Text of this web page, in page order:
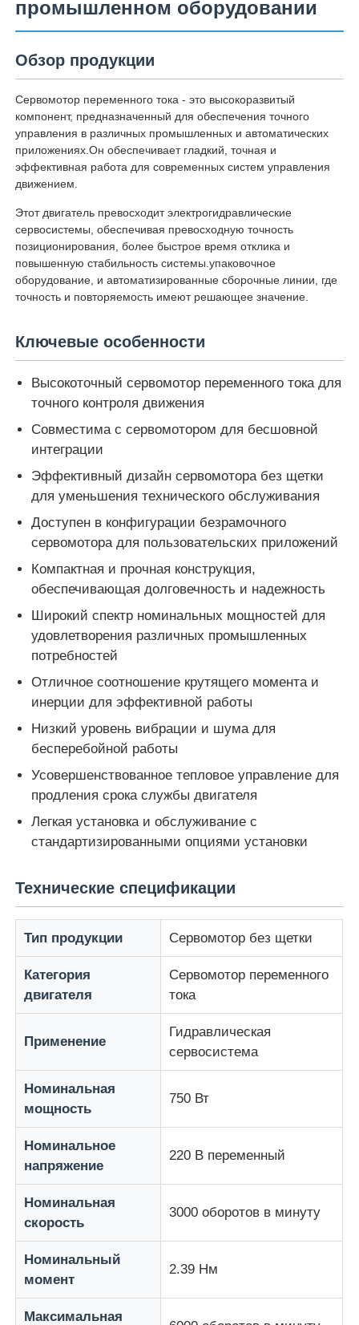
Главная страница
Продукция
Наша фабрика
контроль качества
контактные данные
Отправить запрос
Программируемый логический контроллер
ПЛК -контроллер
Двигатель соединения робота
Интерфейс человеческой машины
редуктор шестерни
СЕРВОМОТОР ПЕРЕМЕННОГО ТОКА
промышленном оборудовании
Обзор продукции
Сервомотор переменного тока - это высокоразвитый
компонент, предназначенный для обеспечения точного
управления в различных промышленных и автоматических
приложениях.Он обеспечивает гладкий, точная и
эффективная работа для современных систем управления
движением.
Этот двигатель превосходит электрогидравлические
сервосистемы, обеспечивая превосходную точность
позиционирования, более быстрое время отклика и
повышенную стабильность системы.упаковочное
оборудование, и автоматизированные сборочные линии, где
точность и повторяемость имеют решающее значение.
Ключевые особенности
Высокоточный сервомотор переменного тока для
точного контроля движения
Совместима с сервомотором для бесшовной
интеграции
Эффективный дизайн сервомотора без щетки
для уменьшения технического обслуживания
Доступен в конфигурации безрамочного
сервомотора для пользовательских приложений
Компактная и прочная конструкция,
обеспечивающая долговечность и надежность
Широкий спектр номинальных мощностей для
удовлетворения различных промышленных
потребностей
Отличное соотношение крутящего момента и
инерции для эффективной работы
Низкий уровень вибрации и шума для
бесперебойной работы
Усовершенствованное тепловое управление для
продления срока службы двигателя
Легкая установка и обслуживание с
стандартизированными опциями установки
Технические спецификации
Тип продукции Сервомотор без щетки
Категория
двигателя
Сервомотор переменного
тока
Применение
Гидравлическая
сервосистема
Номинальная
мощность
750 Вт
Номинальное
напряжение
220 В переменный
Номинальная
скорость
3000 оборотов в минуту
Номинальный
момент
2.39 Нм
Максимальная